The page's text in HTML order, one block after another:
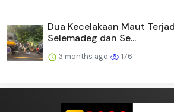
Dua Kecelakaan Maut
Selemadeg dan Se...
3 months ago 176